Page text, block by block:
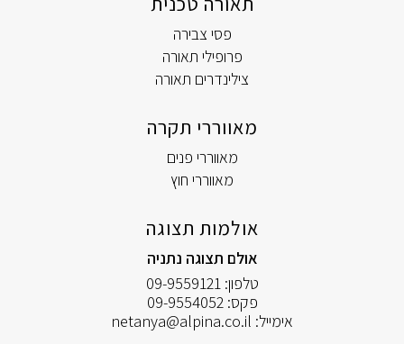
פסי צבירה
פרופילי תאורה
צילינדרים תאורה
מאווררי תקרה
מאווררי פנים
מאווררי חוץ
אולמות תצוגה
אולם תצוגה נתניה
טלפון: 09-9559121
פקס: 09-9554052
אימייל: netanya@alpina.co.il